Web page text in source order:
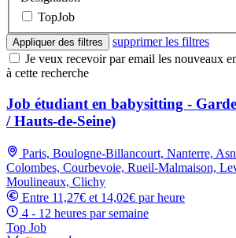
TopJob
Appliquer des filtres
supprimer les filtres
Je veux recevoir par email les nouveaux
à cette recherche
Job étudiant en babysitting -
/ Hauts-de-Seine)
Paris, Boulogne-Billancourt, Nanterre,
Colombes, Courbevoie, Rueil-Malmaison,
Moulineaux, Clichy
Entre 11,27€ et 14,02€ par heure
4 - 12 heures par semaine
Top Job